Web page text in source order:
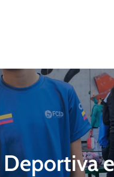
Deportiva